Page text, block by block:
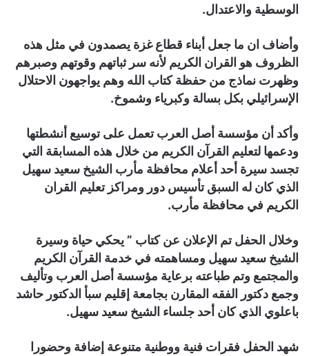
الوسطية والاعتدال.
وأضاف ان ما جعل أبناء قطاع غزة يصمدون في مثل هذه
الظروف هو القران الكريم لأنه سر ثباتهم وقوتهم وصبرهم
وظهرت نماذج من حفظة كتاب الله وهم يواجهون الاحتلال
الإسرائيلي بكل بسالة وكبرياء وشموخ.
وأكد أن مؤسسة أصل العرب تعمل على توسيع أنشطتها
ودعمها لتعليم القرآن الكريم من خلال هذه المسابقة التي
تجسد سيرة أحد أعلام محافظة مأرب الشيخ سعيد سهيل
الذي كان له السبق تأسيس دور ومراكز تعليم القران
الكريم في محافظة مأرب.
وخلال الحفل تم الإعلان عن كتاب ” يحكي حياة وسيرة
الشيخ سعيد سهيل ومساهمته في خدمة القرآن الكريم
والمجتمع وتم طباعته برعاية مؤسسة أصل العرب وتأليف
وجمع دكتور الفقه المقارن بجامعة إقليم سبأ الدكتور حاشد
باعلوي الذي كان أحد جلساء الشيخ سعيد سهيل.
شهد الحفل فقرات فنية ووطنية متنوعة إضافة وحضورا